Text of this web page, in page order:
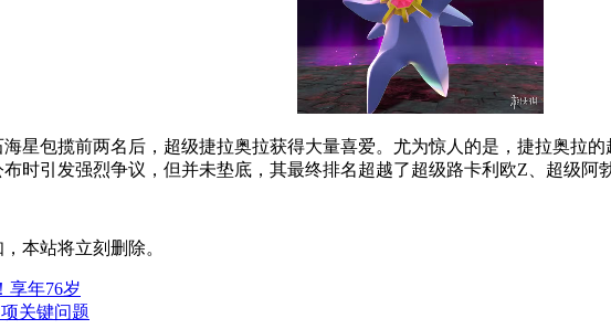
包揽前两名后，超级捷拉奥拉获得大量喜爱。尤为惊人的是，捷拉奥拉
时引发强烈争议，但并未垫底，其最终排名超越了超级路卡利欧Z、超级阿
本站将立刻删除。
享年76岁
关键问题